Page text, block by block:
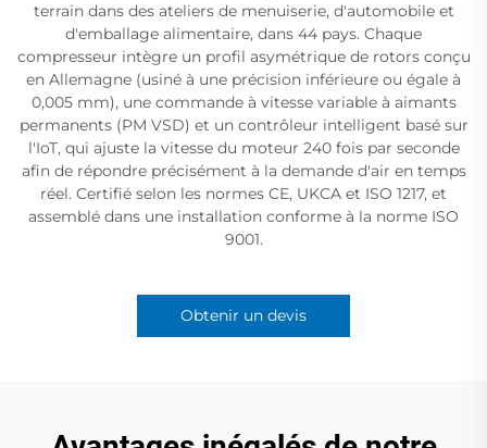
terrain dans des ateliers de menuiserie, d'automobile et
d'emballage alimentaire, dans 44 pays. Chaque
compresseur intègre un profil asymétrique de rotors conçu
en Allemagne (usiné à une précision inférieure ou égale à
0,005 mm), une commande à vitesse variable à aimants
permanents (PM VSD) et un contrôleur intelligent basé sur
l'IoT, qui ajuste la vitesse du moteur 240 fois par seconde
afin de répondre précisément à la demande d'air en temps
réel. Certifié selon les normes CE, UKCA et ISO 1217, et
assemblé dans une installation conforme à la norme ISO
9001.
Obtenir un devis